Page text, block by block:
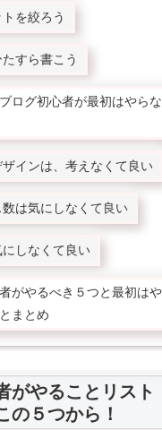
を絞ろう
すら書こう
ブログ初心者が最初はやら
ザインは、考えなくて良い
は気にしなくて良い
しなくて良い
がやるべき５つと最初は
まとめ
がやることリスト
の５つから！